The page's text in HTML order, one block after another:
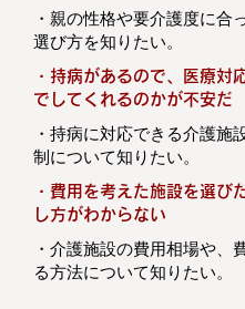
・ 親の性格や要介護度に合
選び方を知りたい。
・ 持病があるので、医療対
でしてくれるのかが不安だ
・ 持病に対応できる介護施
制について知りたい。
・ 費用を考えた施設を選び
し方がわからない
・ 介護施設の費用相場や、
る方法について知りたい。